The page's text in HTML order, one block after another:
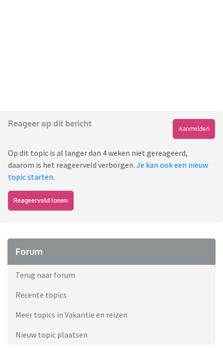
Reageer op dit bericht
Aanmelden
Op dit topic is al langer dan 4 weken niet gereageerd,
daarom is het reageerveld verborgen. Je kan ook een nieuw
topic starten.
Reageerveld tonen
Forum
Terug naar forum
Recente topics
Meer topics in Vakantie en reizen
Nieuw topic plaatsen